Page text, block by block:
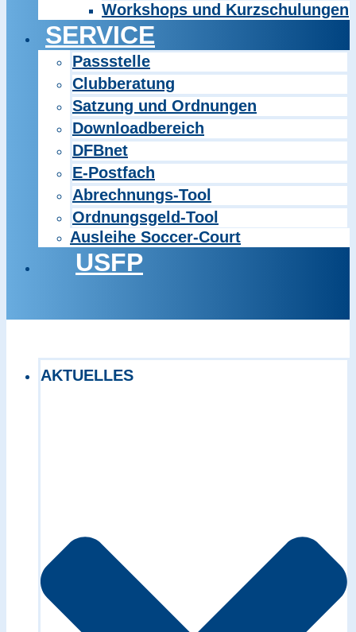
Workshops und Kurzschulungen
SERVICE
Passstelle
Clubberatung
Satzung und Ordnungen
Downloadbereich
DFBnet
E-Postfach
Abrechnungs-Tool
Ordnungsgeld-Tool
Ausleihe Soccer-Court
USFP
AKTUELLES
Exact matches only